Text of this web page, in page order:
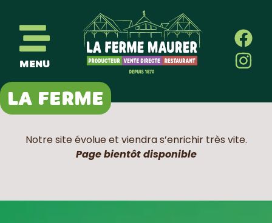
MENU
LA FERME
Notre site évolue et viendra s’enrichir très vite.
Page bientôt disponible